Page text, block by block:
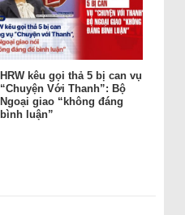
HRW kêu gọi thả 5 bị can vụ
“Chuyện Với Thanh”: Bộ
Ngoại giao “không đáng
bình luận”